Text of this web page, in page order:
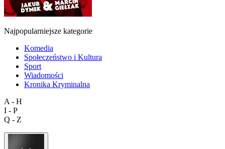
Najpopularniejsze kategorie
Komedia
Społeczeństwo i Kultura
Sport
Wiadomości
Kronika Kryminalna
A - H
I - P
Q - Z